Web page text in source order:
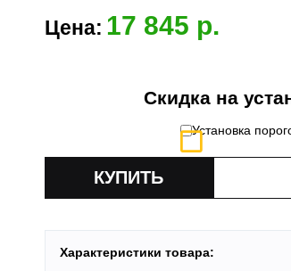
проверить товар.
Действует акция: скидка 25%
Цена: 17 845
Скидка на
Установка
Характеристики товара: